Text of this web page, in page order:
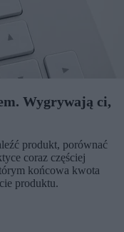
Wygrywają ci,
produkt, porównać
coraz częściej
końcowa kwota
produktu.